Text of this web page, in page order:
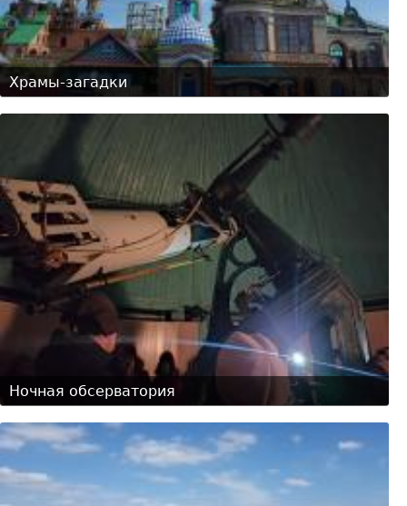
Храмы-загадки
Ночная обсерватория